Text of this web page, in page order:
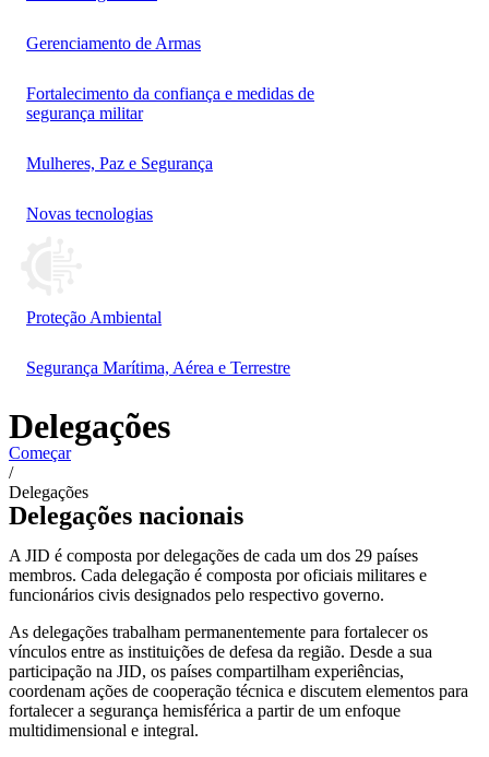
Gerenciamento de Armas
Fortalecimento da confiança e medidas de
segurança militar
Mulheres, Paz e Segurança
Novas tecnologias
Proteção Ambiental
Segurança Marítima, Aérea e Terrestre
Delegações
Começar
/
Delegações
Delegações nacionais
A JID é composta por delegações de cada um dos 29 países
membros. Cada delegação é composta por oficiais militares e
funcionários civis designados pelo respectivo governo.
As delegações trabalham permanentemente para fortalecer os
vínculos entre as instituições de defesa da região. Desde a sua
participação na JID, os países compartilham experiências,
coordenam ações de cooperação técnica e discutem elementos para
fortalecer a segurança hemisférica a partir de um enfoque
multidimensional e integral.